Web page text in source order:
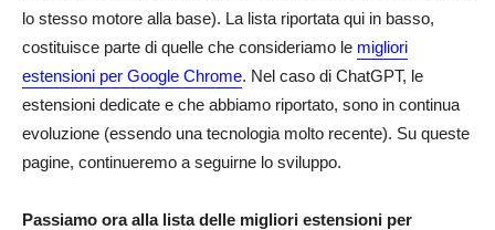
lo stesso motore alla base). La lista riportata qui in basso,
costituisce parte di quelle che consideriamo le migliori
estensioni per Google Chrome. Nel caso di ChatGPT, le
estensioni dedicate e che abbiamo riportato, sono in continua
evoluzione (essendo una tecnologia molto recente). Su queste
pagine, continueremo a seguirne lo sviluppo.
Passiamo ora alla lista delle migliori estensioni per